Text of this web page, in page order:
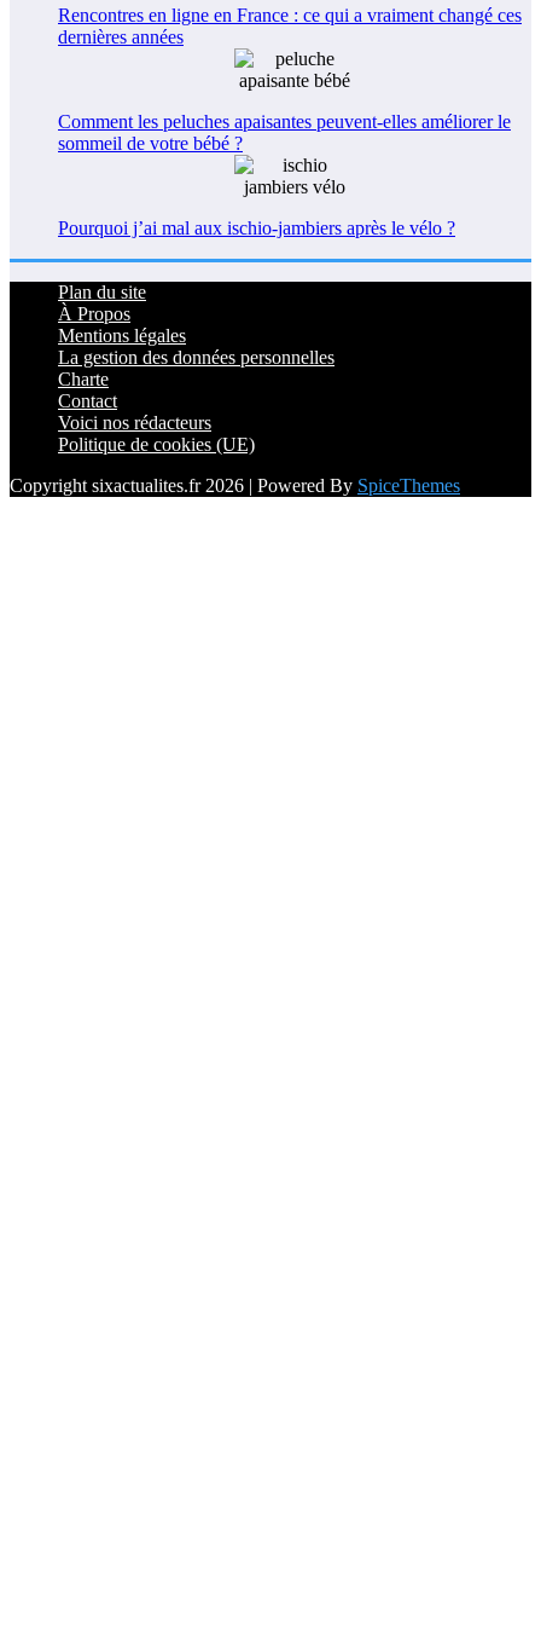
Rencontres en ligne en France : ce qui a vraiment changé ces
dernières années
Comment les peluches apaisantes peuvent-elles améliorer le
sommeil de votre bébé ?
Pourquoi j’ai mal aux ischio-jambiers après le vélo ?
Plan du site
À Propos
Mentions légales
La gestion des données personnelles
Charte
Contact
Voici nos rédacteurs
Politique de cookies (UE)
Copyright sixactualites.fr 2026 | Powered By SpiceThemes